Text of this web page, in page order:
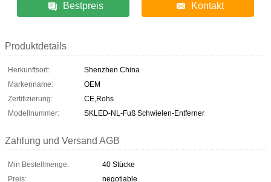
Bestpreis Kontakt
Produktdetails
Herkunftsort:
Shenzhen China
Markenname:
OEM
Zertifizierung:
CE,Rohs
Modellnummer:
SKLED-NL-Fuß Schwielen-Entferner
Zahlung und Versand AGB
Min Bestellmenge:
40 Stücke
Preis:
negotiable